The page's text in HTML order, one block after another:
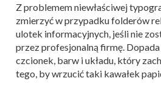
Z problemem niewłaściwej
zmierzyć w przypadku folderów
ulotek informacyjnych, jeśli nie
przez profesjonalną firmę.
czcionek, barw i układu, który
tego, by wrzucić taki kawałek